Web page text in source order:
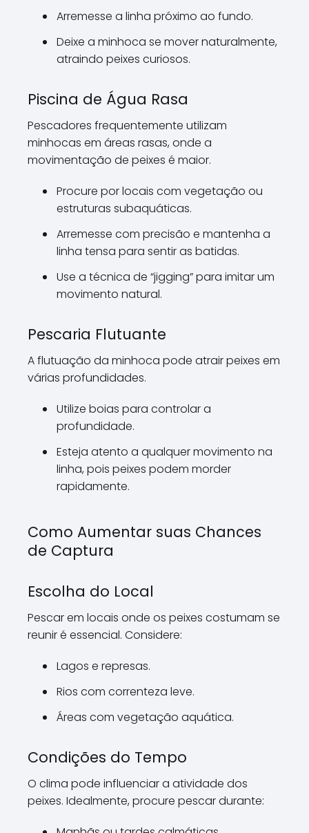
Arremesse a linha próximo ao fundo.
Deixe a minhoca se mover naturalmente,
atraindo peixes curiosos.
Piscina de Água Rasa
Pescadores frequentemente utilizam
minhocas em áreas rasas, onde a
movimentação de peixes é maior.
Procure por locais com vegetação ou
estruturas subaquáticas.
Arremesse com precisão e mantenha a
linha tensa para sentir as batidas.
Use a técnica de “jigging” para imitar um
movimento natural.
Pescaria Flutuante
A flutuação da minhoca pode atrair peixes em
várias profundidades.
Utilize boias para controlar a
profundidade.
Esteja atento a qualquer movimento na
linha, pois peixes podem morder
rapidamente.
Como Aumentar suas Chances
de Captura
Escolha do Local
Pescar em locais onde os peixes costumam se
reunir é essencial. Considere:
Lagos e represas.
Rios com correnteza leve.
Áreas com vegetação aquática.
Condições do Tempo
O clima pode influenciar a atividade dos
peixes. Idealmente, procure pescar durante: